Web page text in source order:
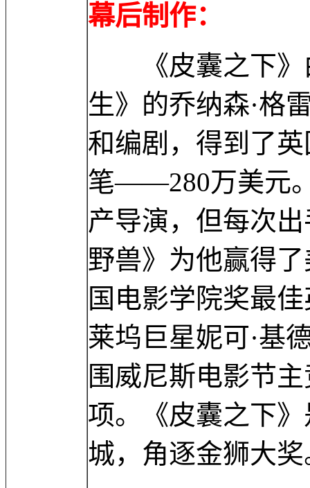
幕后制作：
《皮囊之下》
生》的乔纳森·格
和编剧，得到了
笔——280万美元
产导演，但每次
野兽》为他赢得
国电影学院奖最
莱坞巨星妮可·基
围威尼斯电影节
项。《皮囊之下
城，角逐金狮大奖